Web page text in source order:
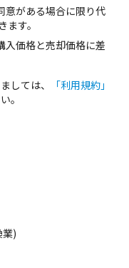
意がある場合に限り代
す。
入価格と売却価格に差
しては、
「利用規約」
。
)